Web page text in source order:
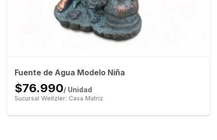
Fuente de Agua Modelo Niña
$76.990/ Unidad
Sucursal Weitzler: Casa Matriz